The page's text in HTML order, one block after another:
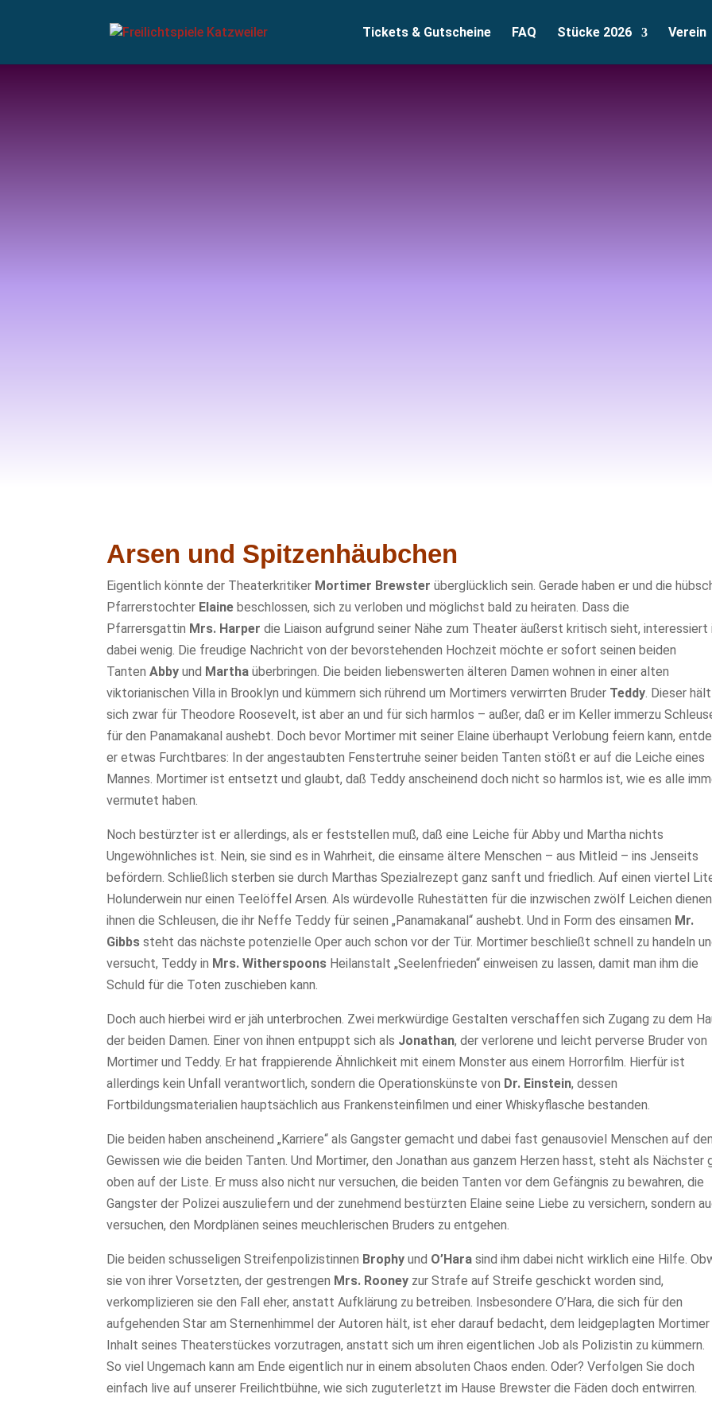
Tickets & Gutscheine FAQ Stücke 2026 Verein
Arsen und Spitzenhäubchen
Eigentlich könnte der Theaterkritiker Mortimer Brewster überglücklich sein. Gerade haben er und die
Pfarrerstochter Elaine beschlossen, sich zu verloben und möglichst bald zu heiraten. Dass die
Pfarrersgattin Mrs. Harper die Liaison aufgrund seiner Nähe zum Theater äußerst kritisch sieht, interessiert
dabei wenig. Die freudige Nachricht von der bevorstehenden Hochzeit möchte er sofort seinen beiden
Tanten Abby und Martha überbringen. Die beiden liebenswerten älteren Damen wohnen in einer alten
viktorianischen Villa in Brooklyn und kümmern sich rührend um Mortimers verwirrten Bruder Teddy. Dieser hält
sich zwar für Theodore Roosevelt, ist aber an und für sich harmlos – außer, daß er im Keller immerzu
für den Panamakanal aushebt. Doch bevor Mortimer mit seiner Elaine überhaupt Verlobung feiern kann,
er etwas Furchtbares: In der angestaubten Fenstertruhe seiner beiden Tanten stößt er auf die Leiche eines
Mannes. Mortimer ist entsetzt und glaubt, daß Teddy anscheinend doch nicht so harmlos ist, wie es alle
vermutet haben.
Noch bestürzter ist er allerdings, als er feststellen muß, daß eine Leiche für Abby und Martha nichts
Ungewöhnliches ist. Nein, sie sind es in Wahrheit, die einsame ältere Menschen – aus Mitleid – ins Jenseits
befördern. Schließlich sterben sie durch Marthas Spezialrezept ganz sanft und friedlich. Auf einen viertel
Holunderwein nur einen Teelöffel Arsen. Als würdevolle Ruhestätten für die inzwischen zwölf Leichen dienen
ihnen die Schleusen, die ihr Neffe Teddy für seinen „Panamakanal“ aushebt. Und in Form des einsamen Mr.
Gibbs steht das nächste potenzielle Oper auch schon vor der Tür. Mortimer beschließt schnell zu handeln
versucht, Teddy in Mrs. Witherspoons Heilanstalt „Seelenfrieden“ einweisen zu lassen, damit man ihm die
Schuld für die Toten zuschieben kann.
Doch auch hierbei wird er jäh unterbrochen. Zwei merkwürdige Gestalten verschaffen sich Zugang zu dem
der beiden Damen. Einer von ihnen entpuppt sich als Jonathan, der verlorene und leicht perverse Bruder von
Mortimer und Teddy. Er hat frappierende Ähnlichkeit mit einem Monster aus einem Horrorfilm. Hierfür ist
allerdings kein Unfall verantwortlich, sondern die Operationskünste von Dr. Einstein, dessen
Fortbildungsmaterialien hauptsächlich aus Frankensteinfilmen und einer Whiskyflasche bestanden.
Die beiden haben anscheinend „Karriere“ als Gangster gemacht und dabei fast genausoviel Menschen auf
Gewissen wie die beiden Tanten. Und Mortimer, den Jonathan aus ganzem Herzen hasst, steht als Nächster
oben auf der Liste. Er muss also nicht nur versuchen, die beiden Tanten vor dem Gefängnis zu bewahren, die
Gangster der Polizei auszuliefern und der zunehmend bestürzten Elaine seine Liebe zu versichern, sondern
versuchen, den Mordplänen seines meuchlerischen Bruders zu entgehen.
Die beiden schusseligen Streifenpolizistinnen Brophy und O’Hara sind ihm dabei nicht wirklich eine Hilfe.
sie von ihrer Vorsetzten, der gestrengen Mrs. Rooney zur Strafe auf Streife geschickt worden sind,
verkomplizieren sie den Fall eher, anstatt Aufklärung zu betreiben. Insbesondere O’Hara, die sich für den
aufgehenden Star am Sternenhimmel der Autoren hält, ist eher darauf bedacht, dem leidgeplagten Mortimer
Inhalt seines Theaterstückes vorzutragen, anstatt sich um ihren eigentlichen Job als Polizistin zu kümmern.
So viel Ungemach kann am Ende eigentlich nur in einem absoluten Chaos enden. Oder? Verfolgen Sie doch
einfach live auf unserer Freilichtbühne, wie sich zuguterletzt im Hause Brewster die Fäden doch entwirren.